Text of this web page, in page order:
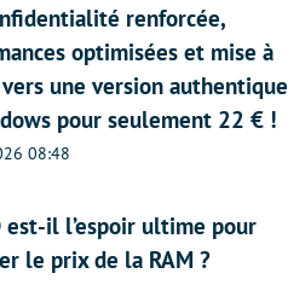
renforcée,
optimisées et mise à
une version authentique
pour seulement 22 € !
08:48
est-il l’espoir ultime pour
le prix de la RAM ?